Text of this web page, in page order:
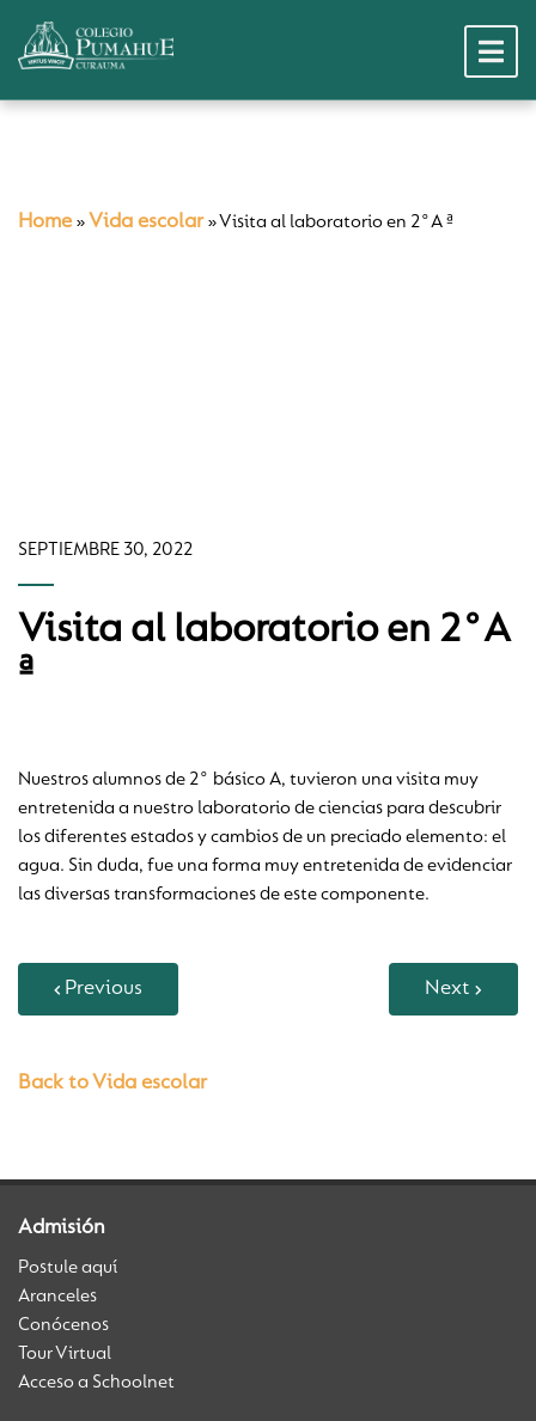
Home » Vida escolar»Visita al laboratorio en 2°A ª
SEPTIEMBRE 30, 2022
Visita al laboratorio en 2°A
ª
Nuestros alumnos de 2° básico A, tuvieron una visita muy
entretenida a nuestro laboratorio de ciencias para descubrir
los diferentes estados y cambios de un preciado elemento: el
agua. Sin duda, fue una forma muy entretenida de evidenciar
las diversas transformaciones de este componente.
Previous Next
Back to Vida escolar
Admisión
Postule aquí
Aranceles
Conócenos
Tour Virtual
Acceso a Schoolnet